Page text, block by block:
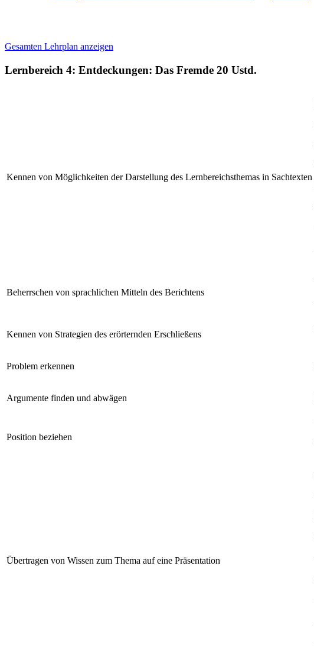
Gesamten Lehrplan anzeigen
Lernbereich 4: Entdeckungen: Das Fremde 20 Ustd.
Kennen von Möglichkeiten der Darstellung des Lernbereichsthemas in Sachtexten
Beherrschen von sprachlichen Mitteln des Berichtens
Kennen von Strategien des erörternden Erschließens
Problem erkennen
Argumente finden und abwägen
Position beziehen
Übertragen von Wissen zum Thema auf eine Präsentation